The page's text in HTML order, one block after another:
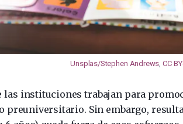
Unsplas/Stephen Andrews ,CC
las instituciones trabajan para
preuniversitario. Sin embargo,